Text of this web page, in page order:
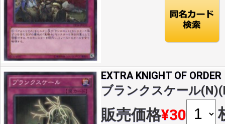
EXTRA KNIGHT OF ORDER
ブランクスケール
販売価格¥30